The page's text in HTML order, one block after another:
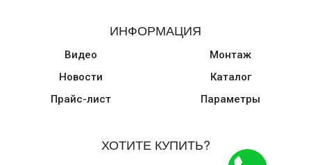
ИНФОРМАЦИЯ
Видео
Новости
Прайс-лист
Монтаж
Каталог
Параметры
ХОТИТЕ КУПИТЬ?